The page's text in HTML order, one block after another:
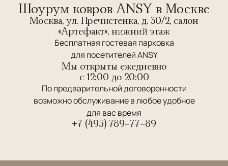
Шоурум ковров ANSY в Москве
Москва, ул. Пречистенка, д. 30/2, салон
«Артефакт», нижний этаж
Бесплатная гостевая парковка
для посетителей ANSY
Мы открыты ежедневно
c 12:00 до 20:00
По предварительной договоренности
возможно обслуживание в любое удобное
для вас время
+7 (495) 789-77-89